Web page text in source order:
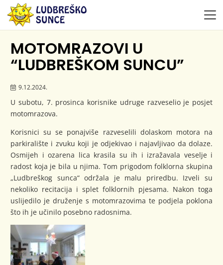
MOTOMRAZOVI U
“LUDBREŠKOM SUNCU”
9.12.2024.
U subotu, 7. prosinca korisnike udruge razveselio je posjet
motomrazova.
Korisnici su se ponajviše razveselili dolaskom motora na
parkiralište i zvuku koji je odjekivao i najavljivao da dolaze.
Osmijeh i ozarena lica krasila su ih i izražavala veselje i
radost koja je bila u njima. Tom prigodom folklorna skupina
„Ludbreškog sunca“ održala je malu priredbu. Izveli su
nekoliko recitacija i splet folklornih pjesama. Nakon toga
uslijedilo je druženje s motomrazovima te podjela poklona
što ih je učinilo posebno radosnima.